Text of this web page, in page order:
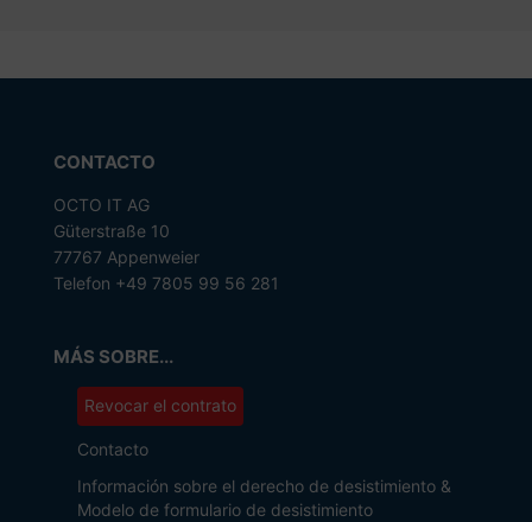
CONTACTO
OCTO IT AG
Güterstraße 10
77767 Appenweier
Telefon +49 7805 99 56 281
MÁS SOBRE...
Revocar el contrato
Contacto
Información sobre el derecho de desistimiento &
Modelo de formulario de desistimiento